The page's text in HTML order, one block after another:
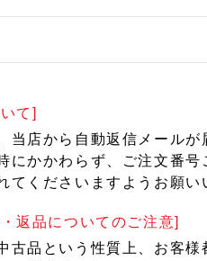
て]
当店から自動返信メール
にかかわらず、ご注文番
てくださいますようお願い
返品についてのご注意]
古品という性質上、お客